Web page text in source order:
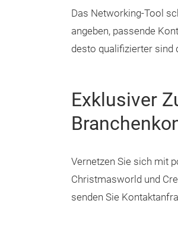
Das Networking-Tool
angeben, passende
desto qualifizierter sind
Exklusiver
Vernetzen Sie sich mit
Christmasworld und
senden Sie